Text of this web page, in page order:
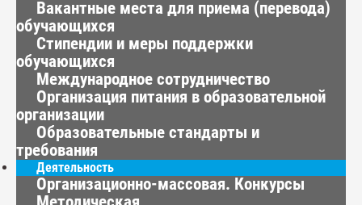
Вакантные места для приема (перевода)
обучающихся
Стипендии и меры поддержки
обучающихся
Международное сотрудничество
Организация питания в образовательной
организации
Образовательные стандарты и
требования
Деятельность
Организационно-массовая. Конкурсы